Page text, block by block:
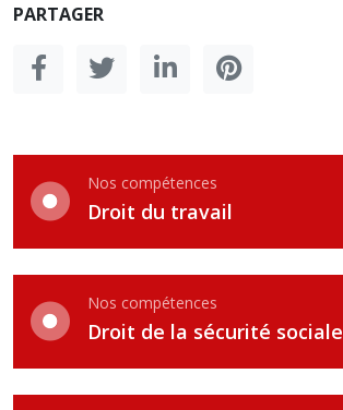
PARTAGER
Nos compétences
Droit du travail
Nos compétences
Droit de la sécurité sociale